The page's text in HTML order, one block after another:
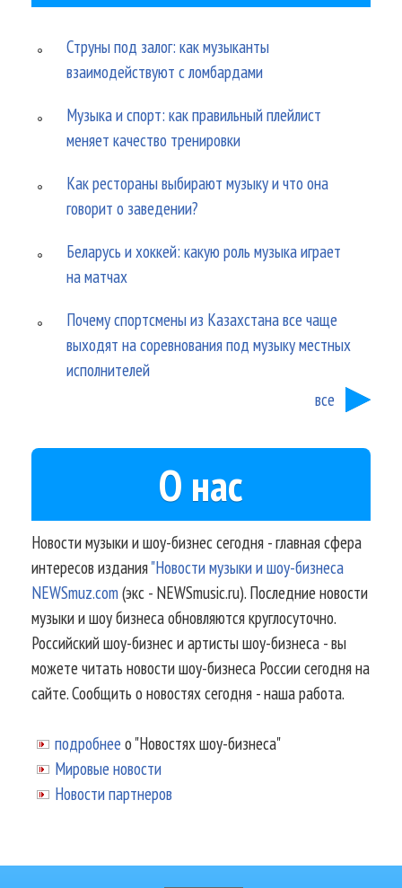
Струны под залог: как музыканты
взаимодействуют с ломбардами
Музыка и спорт: как правильный плейлист
меняет качество тренировки
Как рестораны выбирают музыку и что она
говорит о заведении?
Беларусь и хоккей: какую роль музыка играет
на матчах
Почему спортсмены из Казахстана все чаще
выходят на соревнования под музыку местных
исполнителей
все
О нас
Новости музыки и шоу-бизнес сегодня - главная сфера
интересов издания"Новости музыки и шоу-бизнеса
NEWSmuz.com(экс - NEWSmusic.ru). Последние новости
музыки и шоу бизнеса обновляются круглосуточно.
Российский шоу-бизнес и артисты шоу-бизнеса - вы
можете читать новости шоу-бизнеса России сегодня на
сайте. Сообщить о новостях сегодня - наша работа.
подробнее о "Новостях шоу-бизнеса"
Мировые новости
Новости партнеров